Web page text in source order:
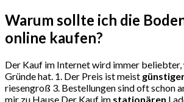
Warum sollte ich die
online kaufen?
Der Kauf im Internet wird immer beliebter,
Gründe hat. 1. Der Preis ist meist
riesengroß 3. Bestellungen sind oft schon
mir zu Hause Der Kauf im stationären